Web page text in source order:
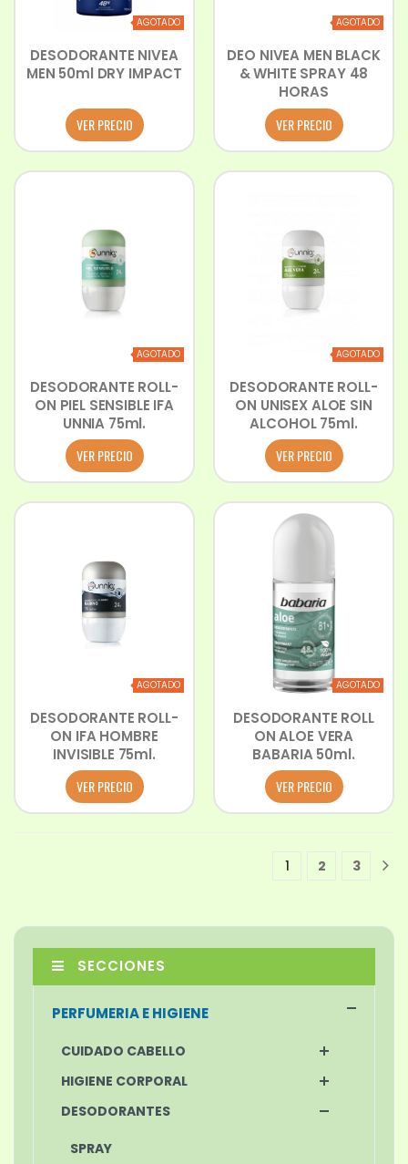
AGOTADO
DESODORANTE NIVEA
MEN 50ml DRY IMPACT
VER PRECIO
AGOTADO
DEO NIVEA MEN BLACK
& WHITE SPRAY 48
HORAS
VER PRECIO
AGOTADO
DESODORANTE ROLL-
ON PIEL SENSIBLE IFA
UNNIA 75ml.
VER PRECIO
AGOTADO
DESODORANTE ROLL-
ON UNISEX ALOE SIN
ALCOHOL 75ml.
VER PRECIO
AGOTADO
DESODORANTE ROLL-
ON IFA HOMBRE
INVISIBLE 75ml.
VER PRECIO
AGOTADO
DESODORANTE ROLL
ON ALOE VERA
BABARIA 50ml.
VER PRECIO
11 2 3
SECCIONES
PERFUMERIA E HIGIENE
CUIDADO CABELLO
HIGIENE CORPORAL
DESODORANTES
SPRAY